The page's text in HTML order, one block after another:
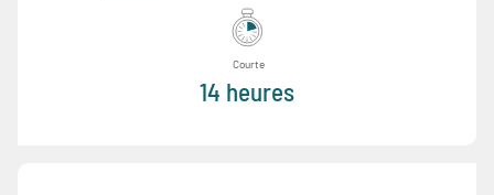
Courte
14 heures